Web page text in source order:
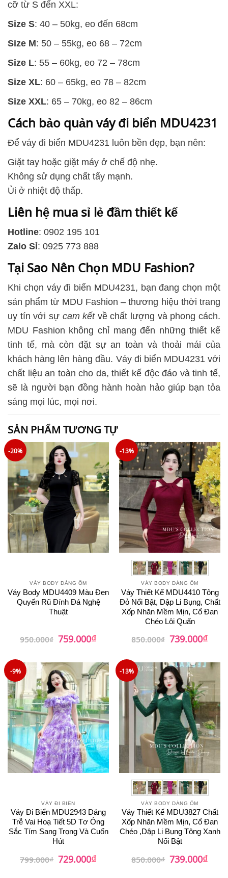
cỡ từ S đến XXL:
Size S: 40 – 50kg, eo đến 68cm
Size M: 50 – 55kg, eo 68 – 72cm
Size L: 55 – 60kg, eo 72 – 78cm
Size XL: 60 – 65kg, eo 78 – 82cm
Size XXL: 65 – 70kg, eo 82 – 86cm
Cách bảo quản váy đi biển MDU4231
Để váy đi biển MDU4231 luôn bền đẹp, bạn nên:
Giặt tay hoặc giặt máy ở chế độ nhẹ.
Không sử dụng chất tẩy mạnh.
Ủi ở nhiệt độ thấp.
Liên hệ mua sỉ lẻ đầm thiết kế
Hotline: 0902 195 101
Zalo Sỉ: 0925 773 888
Tại Sao Nên Chọn MDU Fashion?
Khi chọn váy đi biển MDU4231, bạn đang chọn một
sản phẩm từ MDU Fashion – thương hiệu thời trang
uy tín với sựcam kết về chất lượng và phong cách.
MDU Fashion không chỉ mang đến những thiết kế
tinh tế, mà còn đặt sự an toàn và thoải mái của
khách hàng lên hàng đầu. Váy đi biển MDU4231 với
chất liệu an toàn cho da, thiết kế độc đáo và tinh tế,
sẽ là người bạn đồng hành hoàn hảo giúp bạn tỏa
sáng mọi lúc, mọi nơi.
SẢN PHẨM TƯƠNG TỰ
-20%
VÁY BODY DÁNG ÔM
Váy Body MDU4409 Màu Đen
Quyến Rũ Đính Đá Nghệ
Thuật
950.000₫ Giá
gốc
759.000₫Giá
hiện
759.000₫.
-13%
VÁY BODY DÁNG ÔM
Váy Thiết Kế MDU4410 Tông
Đỏ Nổi Bật, Dập Li Bụng, Chất
Xốp Nhăn Mềm Mịn, Cổ Đan
Chéo Lôi Quấn
850.000₫ Giá
gốc
739.000₫Giá
hiện
-9%
VÁY ĐI BIỂN
Váy Đi Biển MDU2943 Dáng
Trễ Vai Hoạ Tiết 5D Tơ Óng
Sắc Tím Sang Trọng Và Cuốn
Hút
799.000₫ Giá
gốc
729.000₫Giá
hiện
-13%
VÁY BODY DÁNG ÔM
Váy Thiết Kế MDU3827 Chất
Xốp Nhăn Mềm Mịn, Cổ Đan
Chéo ,Dập Li Bụng Tông Xanh
Nổi Bật
850.000₫ Giá
gốc
739.000₫Giá
hiện